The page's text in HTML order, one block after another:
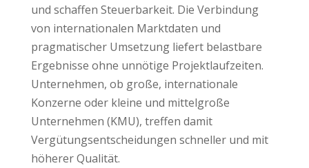
und schaffen Steuerbarkeit. Die Verbindung
von internationalen Marktdaten und
pragmatischer Umsetzung liefert belastbare
Ergebnisse ohne unnötige Projektlaufzeiten.
Unternehmen, ob große, internationale
Konzerne oder kleine und mittelgroße
Unternehmen (KMU), treffen damit
Vergütungsentscheidungen schneller und mit
höherer Qualität.